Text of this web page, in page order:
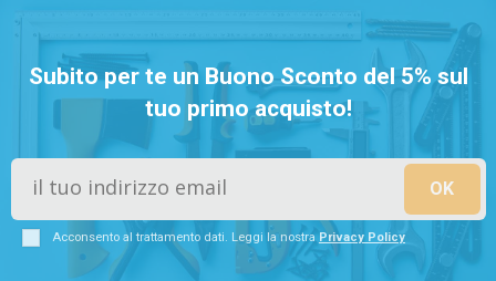
Subito per te un Buono Sconto del 5% sul
tuo primo acquisto!
Acconsento al trattamento dati. Leggi la nostra Privacy Policy